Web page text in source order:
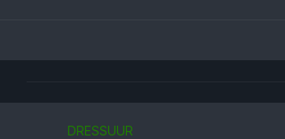
DRESSUUR